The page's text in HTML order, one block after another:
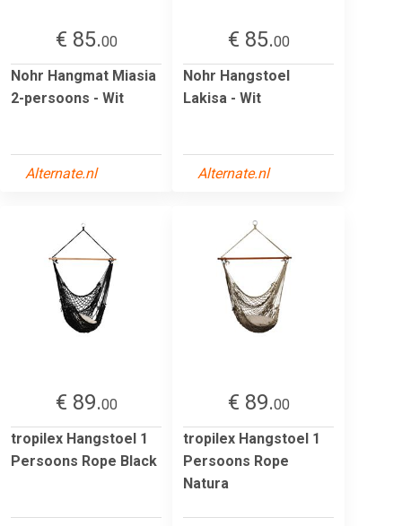
€ 85.00
Nohr Hangmat Miasia
2-persoons - Wit
Alternate.nl
€ 85.00
Nohr Hangstoel
Lakisa - Wit
Alternate.nl
€ 89.00
tropilex Hangstoel 1
Persoons Rope Black
€ 89.00
tropilex Hangstoel 1
Persoons Rope
Natura